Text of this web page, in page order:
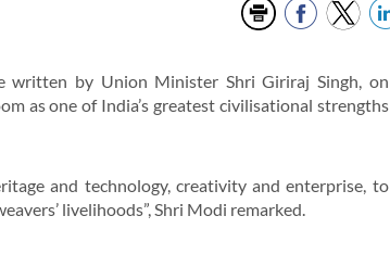
written by Union Minister Shri Giriraj Singh, on
as one of India’s greatest civilisational strengths
and technology, creativity and enterprise, to
livelihoods”, Shri Modi remarked.